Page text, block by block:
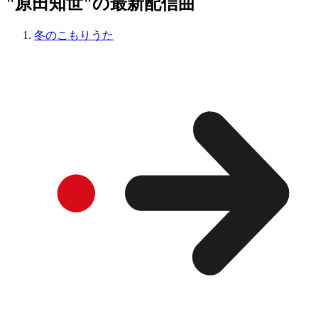
冬のこもりうた